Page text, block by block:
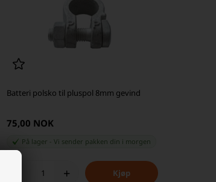
Batteri polsko til pluspol 8mm gevind
75,00 NOK
På lager -Vi sender pakken din i morgen
+